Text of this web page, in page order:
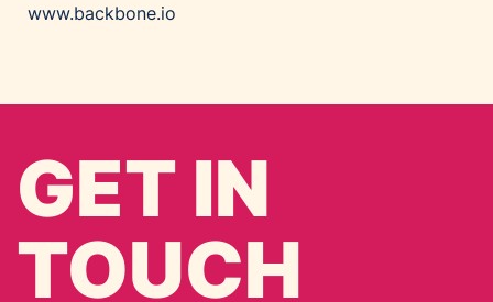
www.backbone.io
GET IN
TOUCH